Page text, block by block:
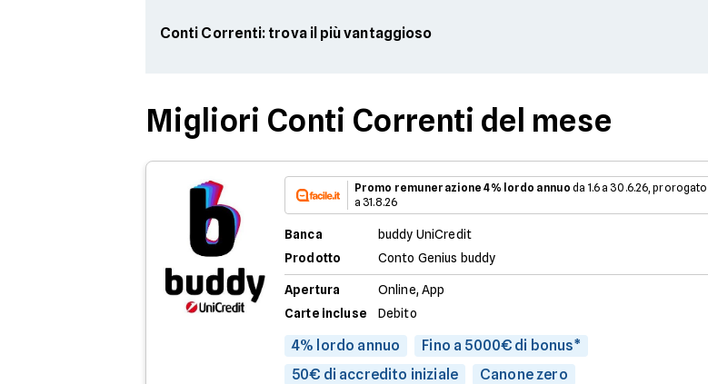
Conti Correnti: trova il più vantaggioso
Migliori Conti Correnti del mese
Promo remunerazione 4% lordo annuo da 1.6 a 30.6.26, prorogato
a 31.8.26
Banca
buddy UniCredit
Prodotto
Conto Genius buddy
Apertura
Online, App
Carte incluse
Debito
4% lordo annuo
Fino a 5000€ di bonus*
50€ di accredito iniziale
Canone zero